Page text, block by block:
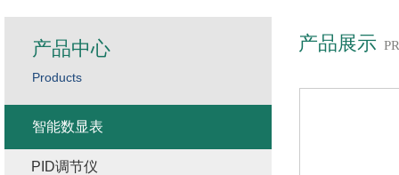
产品展示
产品中心
Products
智能数显表
PID调节仪